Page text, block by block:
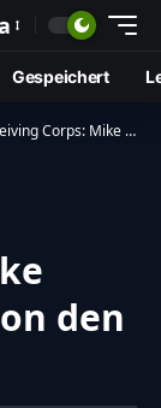
Gespeichert
wechselt von den Jets
den